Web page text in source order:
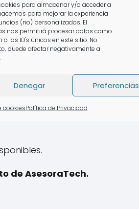
para almacenar y/o acceder a
para mejorar la experiencia
(no) personalizados. El
nos permitirá procesar datos como
los ID's únicos en este sitio. No
puede afectar negativamente a
Denegar Preferencias
cookiesPolítica de Privacidad
a tuborrador
referencia".
declaración rentaantes de
de AsesoraTech.